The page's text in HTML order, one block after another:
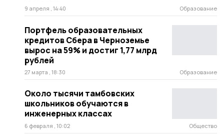
9 апреля , 14:40 Образование
Портфель образовательных
кредитов Сбера в Черноземье
вырос на 59% и достиг 1,77 млрд
рублей
27 марта , 18:30 Образование
Около тысячи тамбовских
школьников обучаются в
инженерных классах
6 февраля , 10:02 Общество